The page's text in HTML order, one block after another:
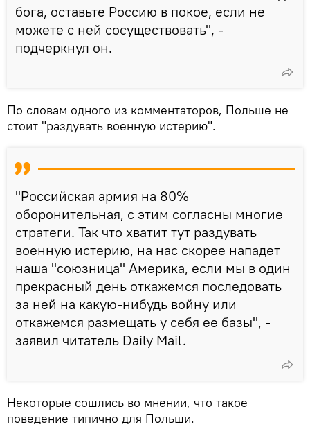
бога, оставьте Россию в покое, если не
можете с ней сосуществовать", -
подчеркнул он.
По словам одного из комментаторов, Польше не
стоит "раздувать военную истерию".
"Российская армия на 80%
оборонительная, с этим согласны многие
стратеги. Так что хватит тут раздувать
военную истерию, на нас скорее нападет
наша "союзница" Америка, если мы в один
прекрасный день откажемся последовать
за ней на какую-нибудь войну или
откажемся размещать у себя ее базы", -
заявил читатель Daily Mail.
Некоторые сошлись во мнении, что такое
поведение типично для Польши.